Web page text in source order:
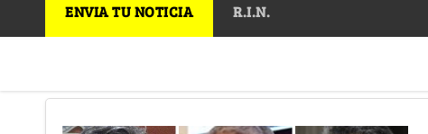
ENVIA TU NOTICIA R.I.N.